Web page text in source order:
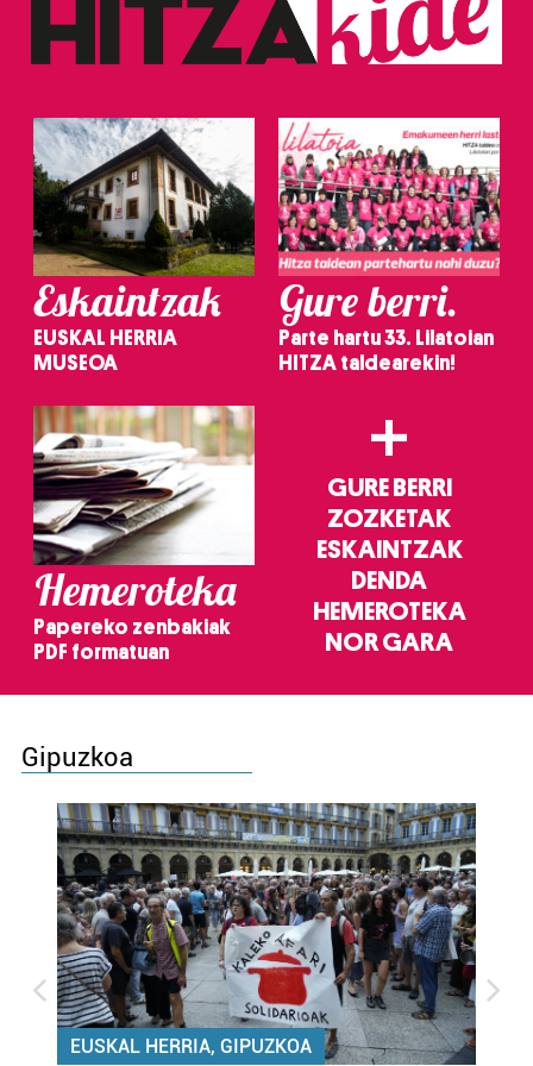
Eskaintzak
EUSKAL HERRIA
MUSEOA
Gure berri.
Parte hartu 33. Lilatoian
HITZA taldearekin!
Hemeroteka
Papereko zenbakiak
PDF formatuan
+
GURE BERRI
ZOZKETAK
ESKAINTZAK
DENDA
HEMEROTEKA
NOR GARA
Gipuzkoa
EUSKAL HERRIA, GIPUZKOA